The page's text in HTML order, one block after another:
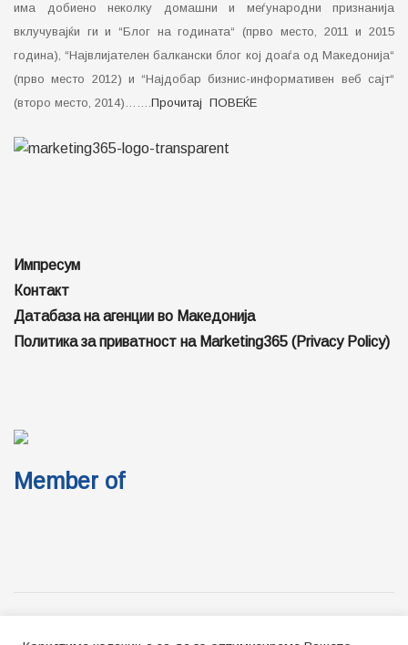
има добиено неколку домашни и меѓународни признанија
вклучувајќи ги и “Блог на годината“ (прво место, 2011 и 2015
година), “Највлијателен балкански блог кој доаѓа од Македонија“
(прво место 2012) и “Најдобар бизнис-информативен веб сајт“
(второ место, 2014)…….Прочитај ПОВЕЌЕ
Импресум
Контакт
Датабаза на агенции во Македонија
Политика за приватност на Marketing365 (Privacy Policy)
Member of